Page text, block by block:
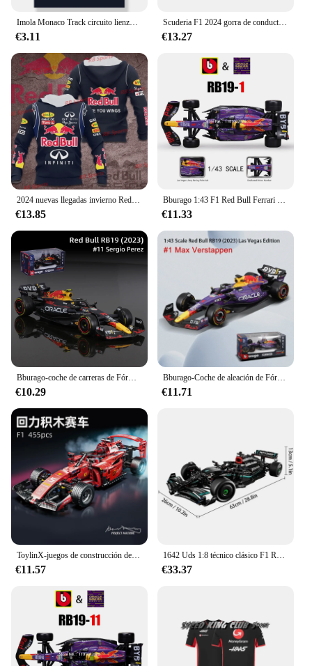
Imola Monaco Track circuito lienzo pintura F1 arte nórdico carteles e impresiones, imágenes de pared para decoración de sala de estar, fórmula 1
€3.11
Scuderia F1 2024 gorra de conductor de Charles Leclerc, gorra GP de Monaco, F1 Scuderia 2024, gorra de conductor de Carlos Sainz, gorra GP de España, gorra de Fórmula 1
€13.27
2024 nuevas llegadas invierno Red Bull & Infiniti Teamline Racing Fórmula 1 cordón 3D impreso Sudadera con capucha concurso F1 Racing adulto
€13.85
Bburago 1:43 F1 Red Bull Ferrari Mercedes Benz Aston Martin McLaren Alfa Romeo coche de aleación de lujo fundido a presión modelo de coche serie de Juguetes
€11.33
€10.29
Bburago-Coche de aleación de Fórmula 1, modelo de coche fundido a presión, 1:43, 2023, nuevo equipo McLaren F1, MCL60 4 # Lando Norris 81 # Oscar Piastri
€11.71
€11.57 €33.37